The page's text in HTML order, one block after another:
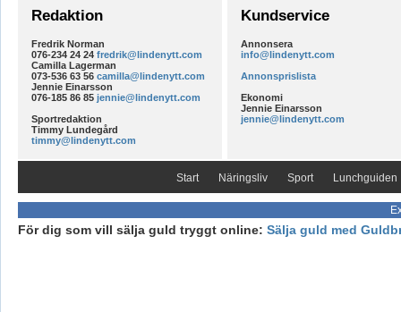
Redaktion
Fredrik Norman
076-234 24 24 fredrik@lindenytt.com
Camilla Lagerman
073-536 63 56 camilla@lindenytt.com
Jennie Einarsson
076-185 86 85 jennie@lindenytt.com
Sportredaktion
Timmy Lundegård
timmy@lindenytt.com
Kundservice
Annonsera
info@lindenytt.com
Annonsprislista
Ekonomi
Jennie Einarsson
jennie@lindenytt.com
Start Näringsliv Sport Lunchguiden
För dig som vill sälja guld tryggt online: Sälja guld med